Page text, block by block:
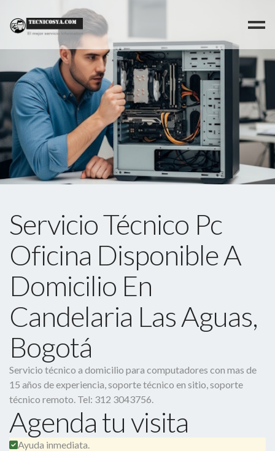
Servicio Técnico Pc
Oficina Disponible A
Domicilio En
Candelaria Las Aguas,
Bogotá
Servicio técnico a domicilio para computadores con mas de
15 años de experiencia, soporte técnico en sitio, soporte
técnico remoto. Tel: 312 3043756.
Agenda tu visita
Ayuda inmediata.